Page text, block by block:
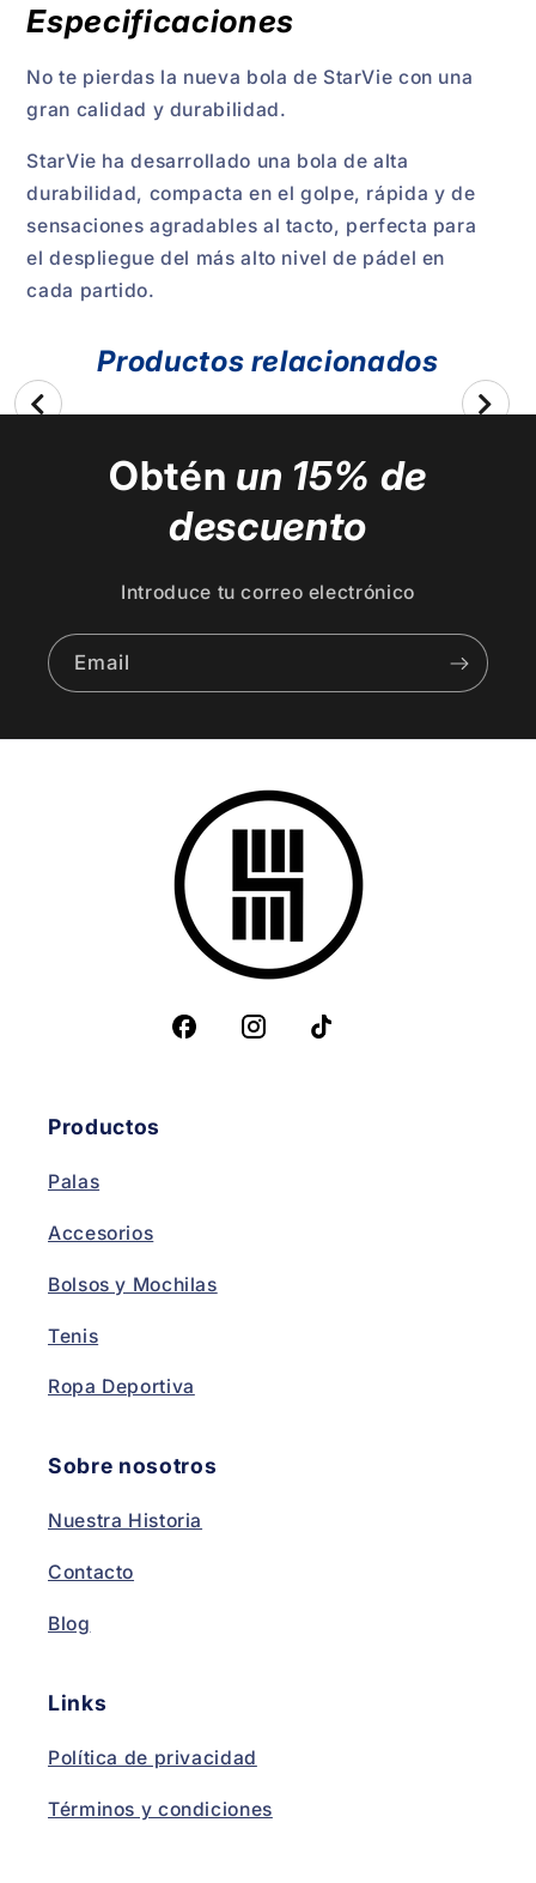
Especificaciones
No te pierdas la nueva bola de StarVie con una
gran calidad y durabilidad.
StarVie ha desarrollado una bola de alta
durabilidad, compacta en el golpe, rápida y de
sensaciones agradables al tacto, perfecta para
el despliegue del más alto nivel de pádel en
cada partido.
Productos relacionados
Obtén un 15% de
descuento
Introduce tu correo electrónico
Email
Productos
Palas
Accesorios
Bolsos y Mochilas
Tenis
Ropa Deportiva
Sobre nosotros
Nuestra Historia
Contacto
Blog
Links
Política de privacidad
Términos y condiciones